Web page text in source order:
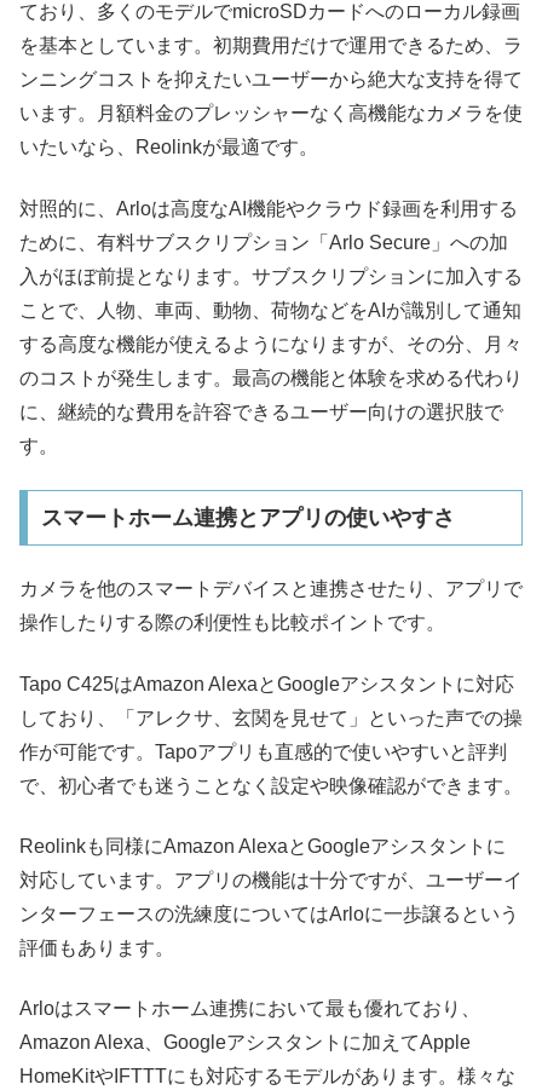
ており、多くのモデルでmicroSDカードへのローカル録画
を基本としています。初期費用だけで運用できるため、ラ
ンニングコストを抑えたいユーザーから絶大な支持を得て
います。月額料金のプレッシャーなく高機能なカメラを使
いたいなら、Reolinkが最適です。​
対照的に、Arloは高度なAI機能やクラウド録画を利用する
ために、有料サブスクリプション「Arlo Secure」への加
入がほぼ前提となります。サブスクリプションに加入する
ことで、人物、車両、動物、荷物などをAIが識別して通知
する高度な機能が使えるようになりますが、その分、月々
のコストが発生します。最高の機能と体験を求める代わり
に、継続的な費用を許容できるユーザー向けの選択肢で
す。​
スマートホーム連携とアプリの使いやすさ
カメラを他のスマートデバイスと連携させたり、アプリで
操作したりする際の利便性も比較ポイントです。
Tapo C425はAmazon AlexaとGoogleアシスタントに対応
しており、「アレクサ、玄関を見せて」といった声での操
作が可能です。Tapoアプリも直感的で使いやすいと評判
で、初心者でも迷うことなく設定や映像確認ができます。
Reolinkも同様にAmazon AlexaとGoogleアシスタントに
対応しています。アプリの機能は十分ですが、ユーザーイ
ンターフェースの洗練度についてはArloに一歩譲るという
評価もあります。​
Arloはスマートホーム連携において最も優れており、
Amazon Alexa、Googleアシスタントに加えてApple
HomeKitやIFTTTにも対応するモデルがあります。様々な